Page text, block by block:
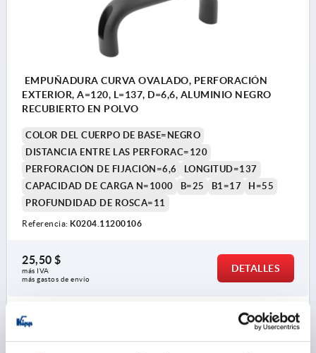
EMPUÑADURA CURVA OVALADO, PERFORACIÓN
EXTERIOR, A=120, L=137, D=6,6, ALUMINIO NEGRO
RECUBIERTO EN POLVO
COLOR DEL CUERPO DE BASE=NEGRO
DISTANCIA ENTRE LAS PERFORAC=120
PERFORACIÓN DE FIJACIÓN=6,6
LONGITUD=137
CAPACIDAD DE CARGA N=1000
B=25 B1=17
H=55
PROFUNDIDAD DE ROSCA=11
Referencia: K0204.11200106
25,50 $
más IVA
más gastos de envío
DETALLES
K0204